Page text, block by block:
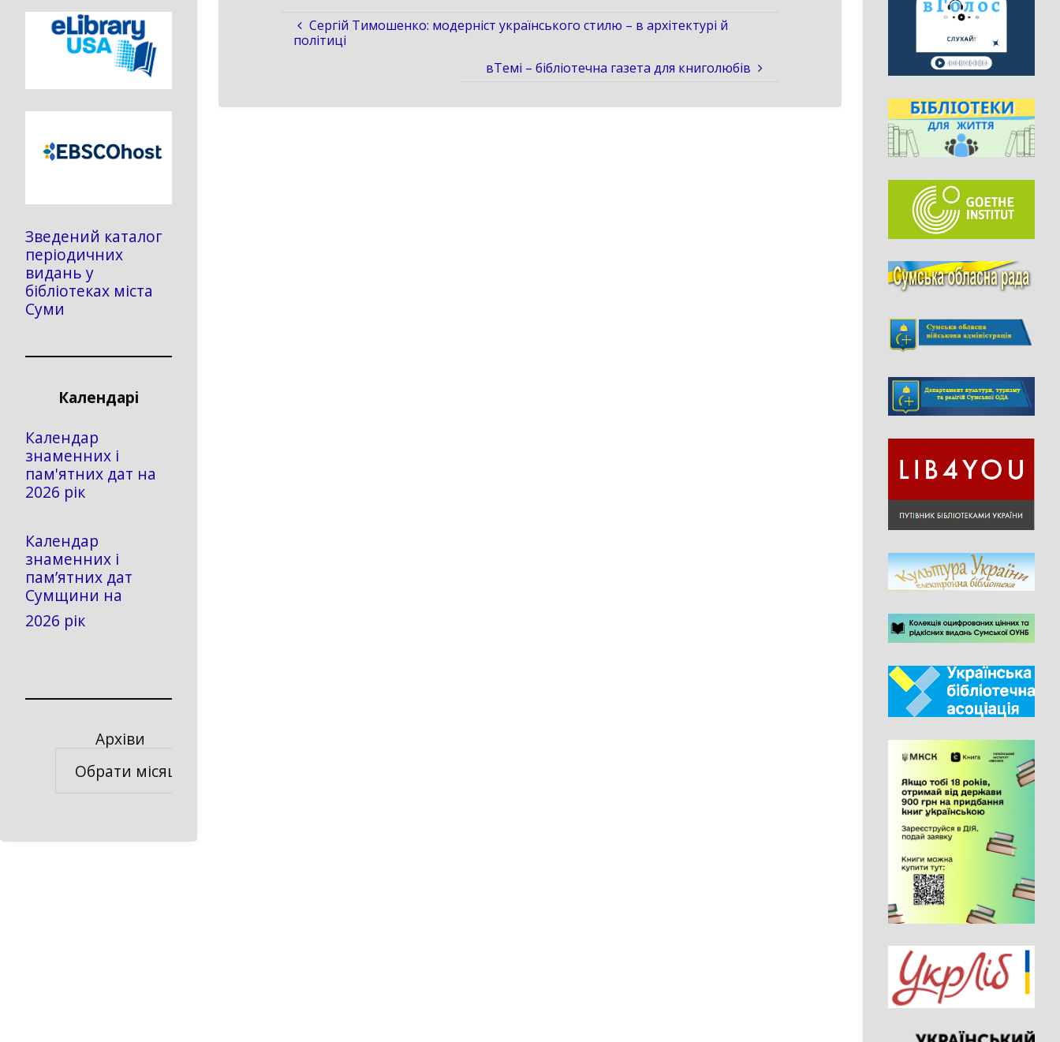
Сергій Тимошенко: модерніст українського стилю – в архітектурі й
політиці
вТемі – бібліотечна газета для книголюбів
Зведений каталог
періодичних
видань у
бібліотеках міста
Суми
Календарі
Календар
знаменних і
пам'ятних дат на
2026 рік
Календар
знаменних і
пам’ятних дат
Сумщини на
2026 рік
Архіви